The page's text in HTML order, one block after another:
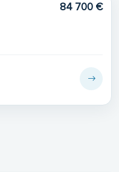
84 700 €